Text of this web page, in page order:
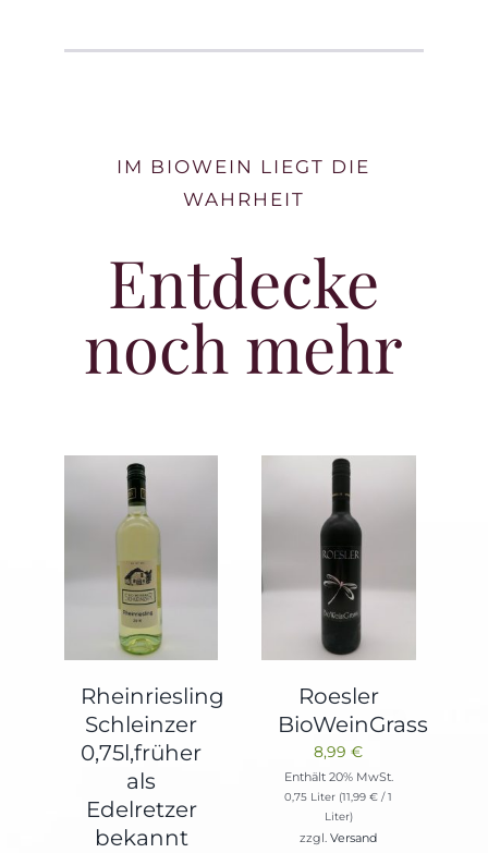
IM BIOWEIN LIEGT DIE
WAHRHEIT
Entdecke
noch mehr
Rheinriesling
Schleinzer
0,75l,früher
als
Edelretzer
bekannt
Roesler
BioWeinGrass
8,99€
Enthält 20% MwSt.
0,75 Liter (11,99€ / 1
Liter)
zzgl.Versand